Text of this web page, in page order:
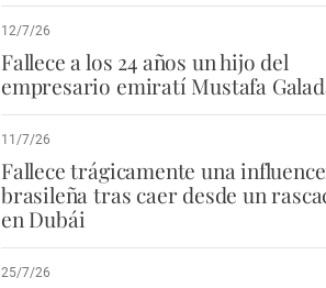
12/7/26
Fallece a los 24 años un hijo del
empresario emiratí Mustafa
11/7/26
Fallece trágicamente una
brasileña tras caer desde un
en Dubái
25/7/26